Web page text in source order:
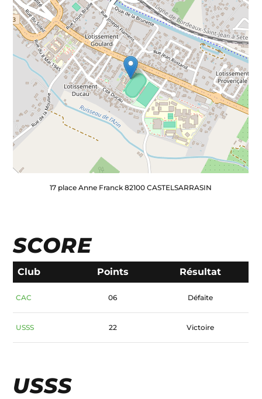
17 place Anne Franck 82100 CASTELSARRASIN
SCORE
Club Points Résultat
CAC 06 Défaite
USSS 22 Victoire
USSS